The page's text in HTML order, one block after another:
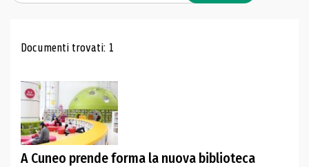
Risultati di ricerca
Documenti trovati: 1
A Cuneo prende forma la nuova biblioteca